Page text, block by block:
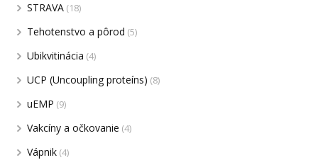
STRAVA (18)
Tehotenstvo a pôrod (5)
Ubikvitinácia (4)
UCP (Uncoupling proteíns) (8)
uEMP (9)
Vakcíny a očkovanie (4)
Vápnik (4)